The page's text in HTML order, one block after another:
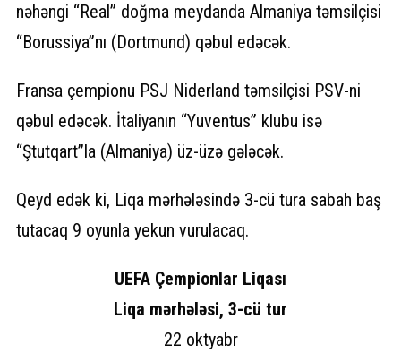
nəhəngi “Real” doğma meydanda Almaniya təmsilçisi
“Borussiya”nı (Dortmund) qəbul edəcək.
Fransa çempionu PSJ Niderland təmsilçisi PSV-ni
qəbul edəcək. İtaliyanın “Yuventus” klubu isə
“Ştutqart”la (Almaniya) üz-üzə gələcək.
Qeyd edək ki, Liqa mərhələsində 3-cü tura sabah baş
tutacaq 9 oyunla yekun vurulacaq.
UEFA Çempionlar Liqası
Liqa mərhələsi, 3-cü tur
22 oktyabr